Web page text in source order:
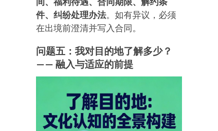
件、纠纷处理办法。如有异议，必须
在出境前澄清并写入合同。
问题五：我对目的地了解多少？
—— 融入与适应的前提